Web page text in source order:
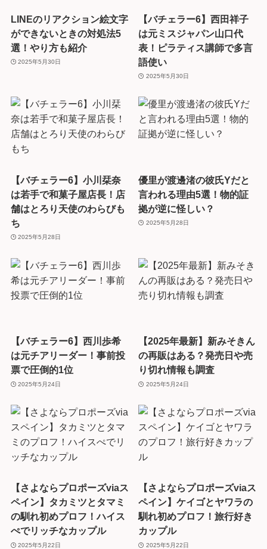
LINEのリアクション絵文字
ができないときの対処法5
選！やり方も紹介
2025年5月30日
【バチェラー6】西田祥子
は元ミスジャパン山口代
表！ピラティス講師で多言
語使い
2025年5月30日
【バチェラー6】小川栞奈
は若手で和菓子屋店長！店
舗はとろり天使のわらびも
ち
2025年5月28日
優里が渡邊渚の彼氏Yだと
言われる理由5選！物的証
拠が逆に怪しい？
2025年5月28日
【バチェラー6】西川歩希
は元チアリーダー！事前投
票で圧倒的1位
2025年5月24日
【2025年最新】新みそきん
の再販はある？発売日や売
り切れ情報も調査
2025年5月24日
【さよならプロポーズviaス
ペイン】タカミツとタマミ
の馴れ初めプロフ！ハイス
ぺでリッチなカップル
2025年5月22日
【さよならプロポーズviaス
ペイン】ケイゴとヤワラの
馴れ初めプロフ！旅行好き
カップル
2025年5月22日